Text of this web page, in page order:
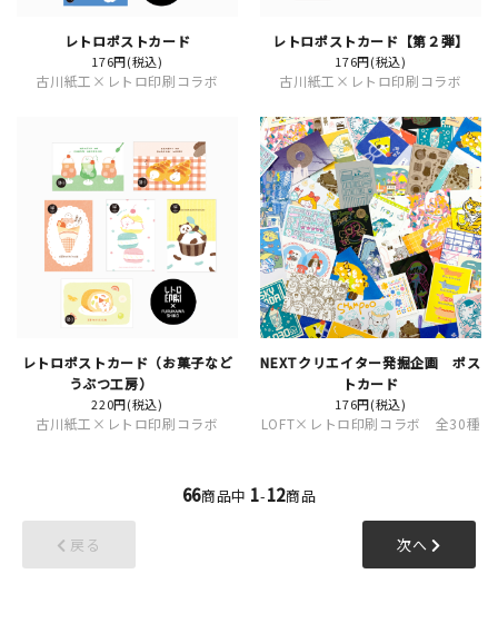
お問い合わせ
レトロポストカード
176円(税込)
古川紙工×レトロ印刷コラボ
レトロポストカード【第２弾】
176円(税込)
古川紙工×レトロ印刷コラボ
レトロポストカード（お菓子など
うぶつ工房）
220円(税込)
古川紙工×レトロ印刷コラボ
NEXTクリエイター発掘企画 ポス
トカード
176円(税込)
LOFT×レトロ印刷コラボ 全30種
66商品中 1-12商品
戻る 次へ